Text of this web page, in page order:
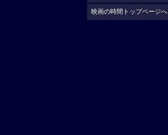
映画の時間トップページへ